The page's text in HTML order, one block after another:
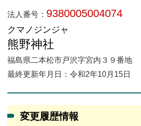
法人番号： 9380005004074
クマノジンジャ
熊野神社
福島県二本松市戸沢字宮内３９番地
最終更新年月日：令和2年10月15日
変更履歴情報